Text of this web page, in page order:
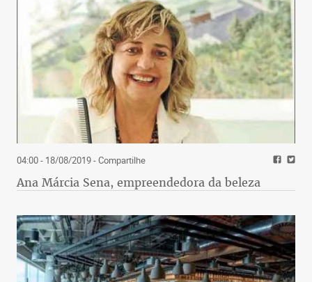
04:00 - 18/08/2019- Compartilhe
Ana Márcia Sena, empreendedora da beleza